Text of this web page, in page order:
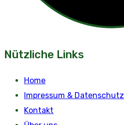
Nützliche Links
Home
Impressum & Datenschutz
Kontakt